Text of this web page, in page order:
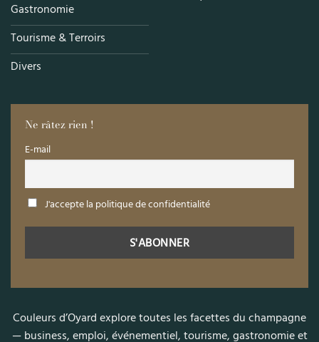
Gastronomie
Tourisme & Terroirs
Divers
Ne râtez rien !
E-mail
J'accepte la politique de confidentialité
Couleurs d’Oyard explore toutes les facettes du champagne
— business, emploi, événementiel, tourisme, gastronomie et